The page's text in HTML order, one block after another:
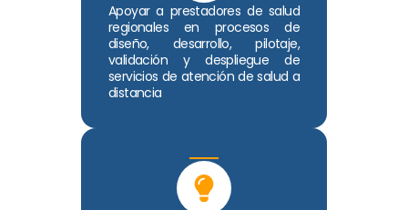
Apoyar a prestadores de salud
regionales en procesos de
diseño, desarrollo, pilotaje,
validación y despliegue de
servicios de atención de salud a
distancia